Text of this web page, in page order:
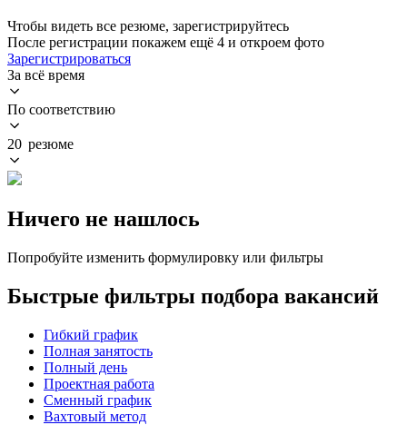
Чтобы видеть все резюме, зарегистрируйтесь
После регистрации покажем ещё 4 и откроем фото
Зарегистрироваться
За всё время
По соответствию
20 резюме
Ничего не нашлось
Попробуйте изменить формулировку или фильтры
Быстрые фильтры подбора вакансий
Гибкий график
Полная занятость
Полный день
Проектная работа
Сменный график
Вахтовый метод